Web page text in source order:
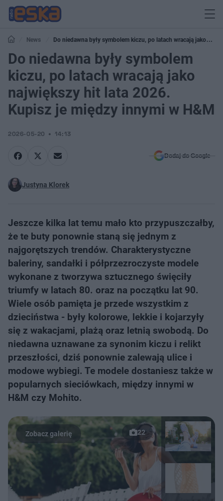
News
Do niedawna były symbolem kiczu, po latach wracają jako
największy hit lata 2026. Kupisz je między innymi w H&M
Do niedawna były symbolem
kiczu, po latach wracają jako
największy hit lata 2026.
Kupisz je między innymi w H&M
2026-05-20 14:13
Dodaj do Google
Justyna Klorek
Jeszcze kilka lat temu mało kto przypuszczałby,
że te buty ponownie staną się jednym z
najgorętszych trendów. Charakterystyczne
baleriny, sandałki i półprzezroczyste modele
wykonane z tworzywa sztucznego święciły
triumfy w latach 80. oraz na początku lat 90.
Wiele osób pamięta je przede wszystkim z
dzieciństwa - były kolorowe, lekkie i kojarzyły
się z wakacjami, plażą oraz letnią swobodą. Do
niedawna uznawane za synonim kiczu i relikt
przeszłości, dziś ponownie zalewają ulice i
modowe wybiegi. Te modele dostaniesz także w
popularnych sieciówkach, między innymi w
H&M czy Mohito.
22